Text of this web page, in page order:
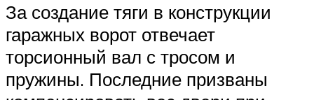
За создание тяги в конструкции
гаражных ворот отвечает
торсионный вал с тросом и
пружины. Последние призваны